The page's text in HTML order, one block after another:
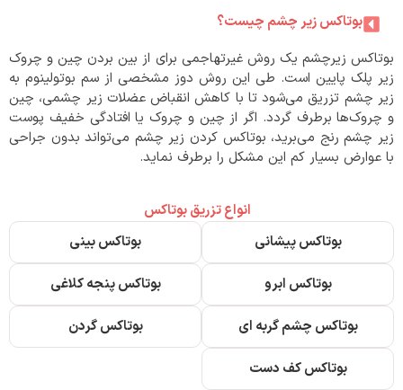
بوتاکس زیر چشم چیست؟
بوتاکس زیرچشم یک روش غیرتهاجمی برای از بین بردن چین و چروک
زیر پلک پایین است. طی این روش دوز مشخصی از سم بوتولینوم به
زیر چشم تزریق می‌شود تا با کاهش انقباض عضلات زیر چشمی، چین
و چروک‌ها برطرف گردد. اگر از چین و چروک یا افتادگی خفیف پوست
زیر چشم رنج می‌برید، بوتاکس کردن زیر چشم می‌تواند بدون جراحی
با عوارض بسیار کم این مشکل را برطرف نماید.
انواع تزریق بوتاکس
بوتاکس پیشانی
بوتاکس بینی
بوتاکس ابرو بوتاکس پنجه کلاغی
بوتاکس چشم گربه ای بوتاکس گردن
بوتاکس کف دست